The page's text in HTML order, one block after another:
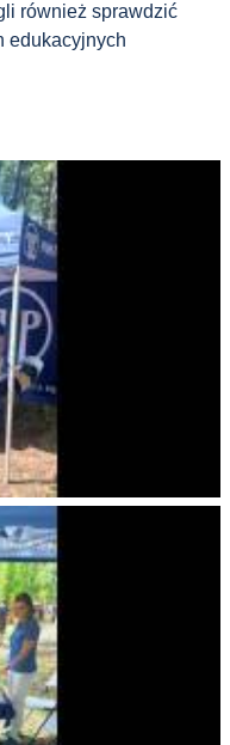
również sprawdzić
edukacyjnych